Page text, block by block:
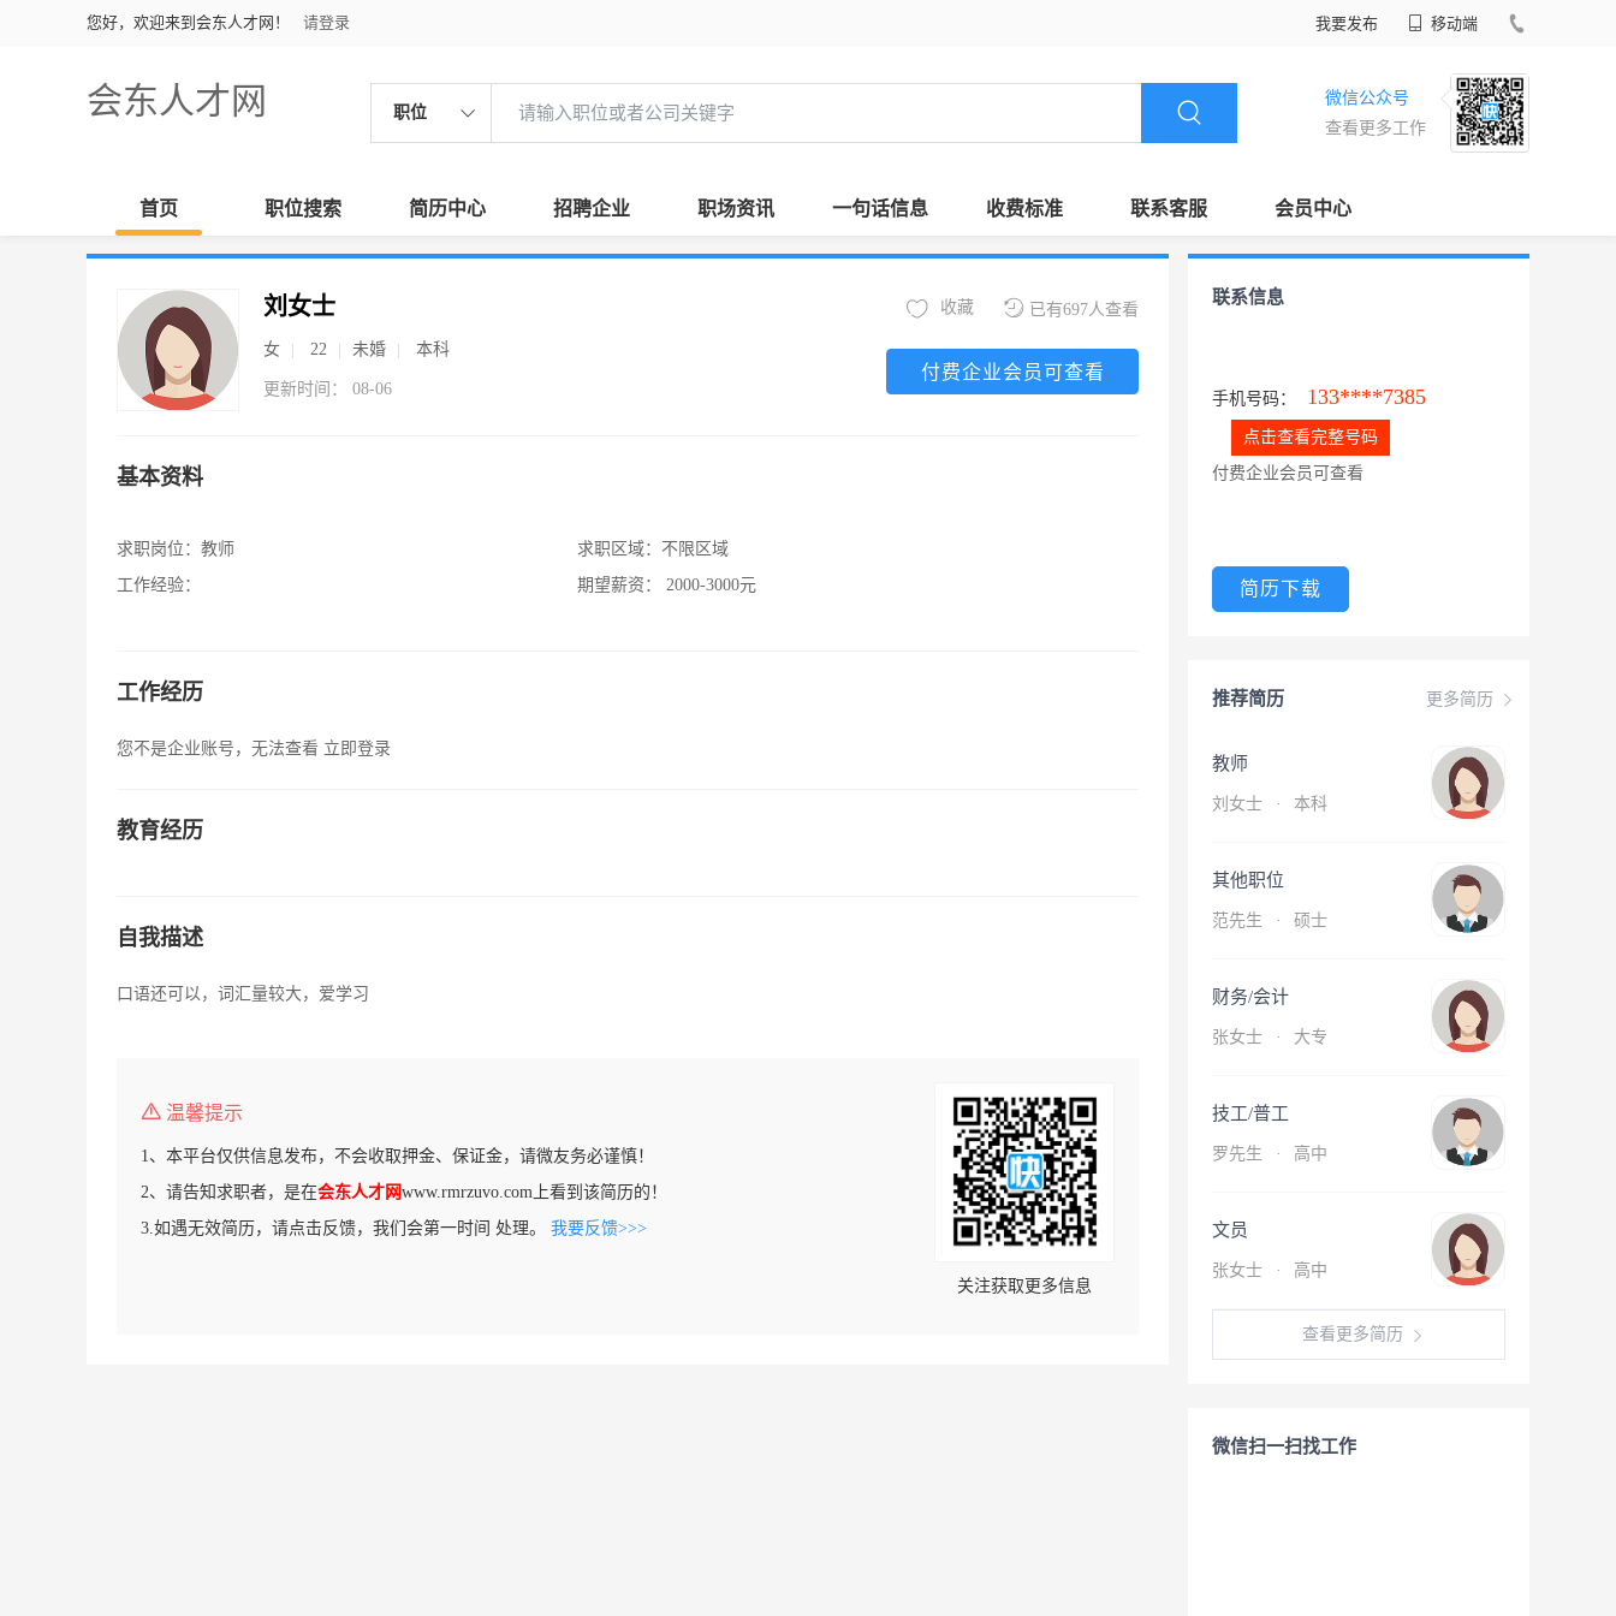
您好，欢迎来到会东人才网！ 请登录 我要发布 移动端
会东人才网 职位
微信公众号
查看更多工作
首页 职位搜索 简历中心 招聘企业 职场资讯 一句话信息 收费标准 联系客服 会员中心
刘女士
女 22 未婚 本科
更新时间： 08-06
已有697人查看
收藏
付费企业会员可查看
基本资料
求职岗位： 教师
工作经验：
求职区域： 不限区域
期望薪资：
2000-3000元
工作经历
您不是企业账号，无法查看 立即登录
教育经历
自我描述
口语还可以，词汇量较大，爱学习
温馨提示
1、本平台仅供信息发布，不会收取押金、保证金，请微友务必谨慎！
2、请告知求职者，是在会东人才网www.rmrzuvo.com上看到该简历的！
3.如遇无效简历，请点击反馈，我们会第一时间 处理。 我要反馈>>>
关注获取更多信息
联系信息
手机号码： 133****7385
点击查看完整号码
付费企业会员可查看
简历下载
更多简历
推荐简历
教师
刘女士 · 本科
其他职位
范先生 · 硕士
财务/会计
张女士 · 大专
技工/普工
罗先生 · 高中
文员
张女士 · 高中
查看更多简历
微信扫一扫找工作